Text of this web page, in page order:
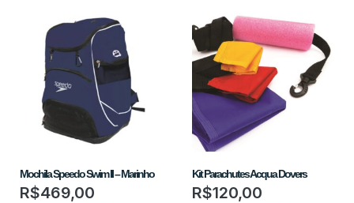
Mochila Speedo Swim II – Marinho
R$469,00
Kit Parachutes Acqua Dovers
R$120,00